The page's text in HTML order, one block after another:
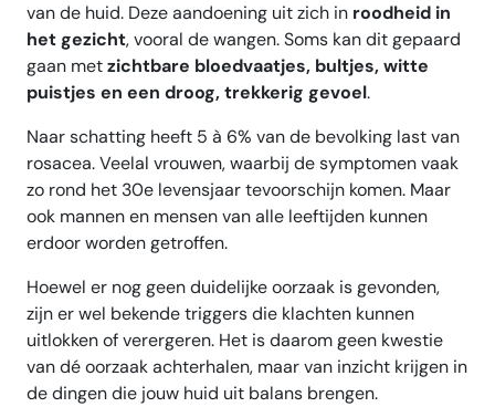
van de huid. Deze aandoening uit zich in roodheid in
het gezicht, vooral de wangen. Soms kan dit gepaard
gaan metzichtbare bloedvaatjes, bultjes, witte
puistjes en een droog, trekkerig gevoel.
Naar schatting heeft 5 à 6% van de bevolking last van
rosacea. Veelal vrouwen, waarbij de symptomen vaak
zo rond het 30e levensjaar tevoorschijn komen. Maar
ook mannen en mensen van alle leeftijden kunnen
erdoor worden getroffen.
Hoewel er nog geen duidelijke oorzaak is gevonden,
zijn er wel bekende triggers die klachten kunnen
uitlokken of verergeren. Het is daarom geen kwestie
van dé oorzaak achterhalen, maar van inzicht krijgen in
de dingen die jouw huid uit balans brengen.